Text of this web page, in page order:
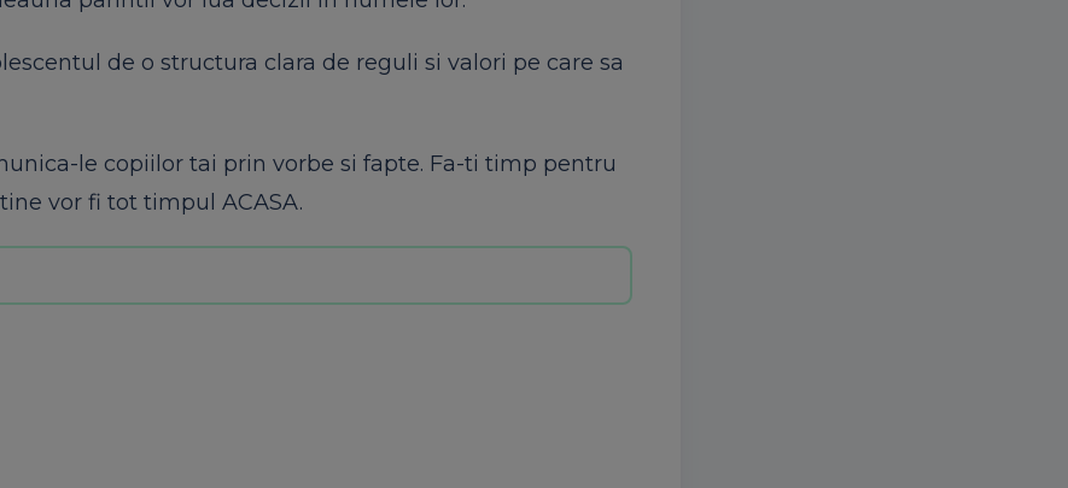
de o structura clara de reguli si valori pe care sa
le copiilor tai prin vorbe si fapte. Fa-ti timp pentru
vor fi tot timpul ACASA.